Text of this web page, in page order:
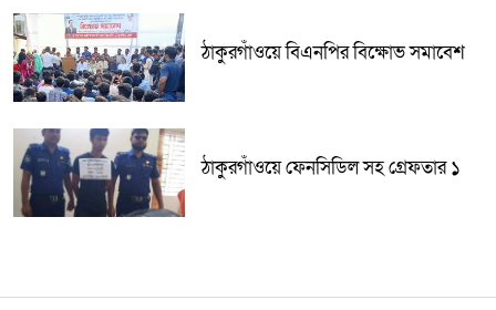
ঠাকুরগাঁওয়ে বিএনপির বিক্ষোভ সমাবেশ
ঠাকুরগাঁওয়ে ফেনসিডিল সহ গ্রেফতার ১